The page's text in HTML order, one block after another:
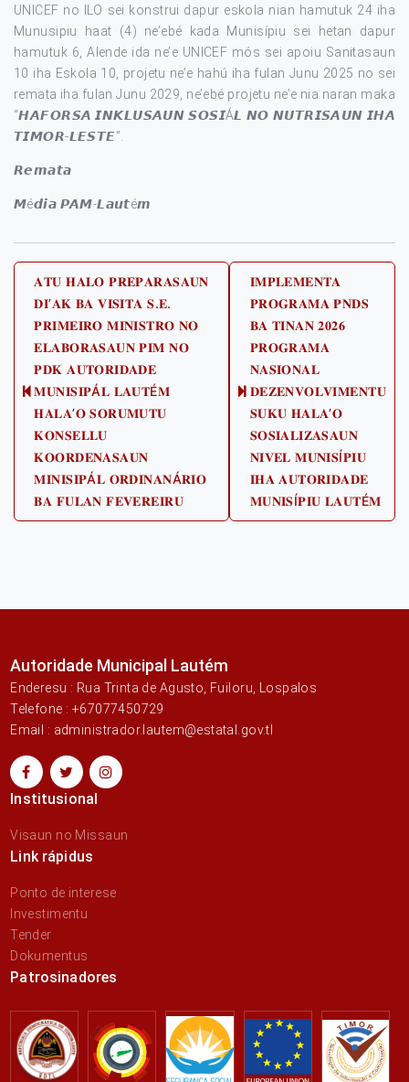
UNICEF no ILO sei konstrui dapur eskola nian hamutuk 24 iha
Munusipiu haat (4) ne’ebé kada Munisípiu sei hetan dapur
hamutuk 6, Alende ida ne’e UNICEF mós sei apoiu Sanitasaun
10 iha Eskola 10, projetu ne’e hahú iha fulan Junu 2025 no sei
remata iha fulan Junu 2029, ne’ebé projetu ne’e nia naran maka
“𝙃𝘼𝙁𝙊𝙍𝙎𝘼 𝙄𝙉𝙆𝙇𝙐𝙎𝘼𝙐𝙉 𝙎𝙊𝙎𝙄Á𝙇 𝙉𝙊 𝙉𝙐𝙏𝙍𝙄𝙎𝘼𝙐𝙉 𝙄𝙃𝘼
𝙏𝙄𝙈𝙊𝙍-𝙇𝙀𝙎𝙏𝙀”.
𝙍𝙚𝙢𝙖𝙩𝙖
𝙈é𝙙𝙞𝙖 𝙋𝘼𝙈-𝙇𝙖𝙪𝙩é𝙢
Post
navigation
Previous
post:
𝐀𝐓𝐔 𝐇𝐀𝐋𝐎 𝐏𝐑𝐄𝐏𝐀𝐑𝐀𝐒𝐀𝐔𝐍
𝐃𝐈’𝐀𝐊 𝐁𝐀 𝐕𝐈𝐒𝐈𝐓𝐀 𝐒.𝐄.
𝐏𝐑𝐈𝐌𝐄𝐈𝐑𝐎 𝐌𝐈𝐍𝐈𝐒𝐓𝐑𝐎 𝐍𝐎
𝐄𝐋𝐀𝐁𝐎𝐑𝐀𝐒𝐀𝐔𝐍 𝐏𝐈𝐌 𝐍𝐎
𝐏𝐃𝐊 𝐀𝐔𝐓𝐎𝐑𝐈𝐃𝐀𝐃𝐄
𝐌𝐔𝐍𝐈𝐒𝐈𝐏Á𝐋 𝐋𝐀𝐔𝐓É𝐌
𝐇𝐀𝐋𝐀’𝐎 𝐒𝐎𝐑𝐔𝐌𝐔𝐓𝐔
𝐊𝐎𝐍𝐒𝐄𝐋𝐋𝐔
𝐊𝐎𝐎𝐑𝐃𝐄𝐍𝐀𝐒𝐀𝐔𝐍
𝐌𝐈𝐍𝐈𝐒𝐈𝐏Á𝐋 𝐎𝐑𝐃𝐈𝐍𝐀𝐍Á𝐑𝐈𝐎
𝐁𝐀 𝐅𝐔𝐋𝐀𝐍 𝐅𝐄𝐕𝐄𝐑𝐄𝐈𝐑𝐔
Next
post:
𝐈𝐌𝐏𝐋𝐄𝐌𝐄𝐍𝐓𝐀
𝐏𝐑𝐎𝐆𝐑𝐀𝐌𝐀 𝐏𝐍𝐃𝐒
𝐁𝐀 𝐓𝐈𝐍𝐀𝐍 𝟐𝟎𝟐𝟔
𝐏𝐑𝐎𝐆𝐑𝐀𝐌𝐀
𝐍𝐀𝐒𝐈𝐎𝐍𝐀𝐋
𝐃𝐄𝐙𝐄𝐍𝐕𝐎𝐋𝐕𝐈𝐌𝐄𝐍𝐓𝐔
𝐒𝐔𝐊𝐔 𝐇𝐀𝐋𝐀’𝐎
𝐒𝐎𝐒𝐈𝐀𝐋𝐈𝐙𝐀𝐒𝐀𝐔𝐍
𝐍𝐈𝐕𝐄𝐋 𝐌𝐔𝐍𝐈𝐒Í𝐏𝐈𝐔
𝐈𝐇𝐀 𝐀𝐔𝐓𝐎𝐑𝐈𝐃𝐀𝐃𝐄
𝐌𝐔𝐍𝐈𝐒Í𝐏𝐈𝐔 𝐋𝐀𝐔𝐓É𝐌
Autoridade Municipal Lautém
Enderesu : Rua Trinta de Agusto, Fuiloru, Lospalos
Telefone : +67077450729
Email : administrador.lautem@estatal.gov.tl
Institusional
Visaun no Missaun
Link rápidus
Ponto de interese
Investimentu
Tender
Dokumentus
Patrosinadores